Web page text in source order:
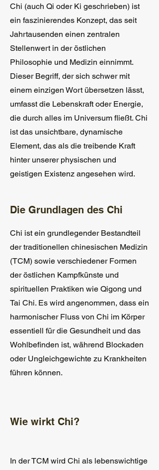
Chi (auch Qi oder Ki geschrieben) ist
ein faszinierendes Konzept, das seit
Jahrtausenden einen zentralen
Stellenwert in der östlichen
Philosophie und Medizin einnimmt.
Dieser Begriff, der sich schwer mit
einem einzigen Wort übersetzen lässt,
umfasst die Lebenskraft oder Energie,
die durch alles im Universum fließt. Chi
ist das unsichtbare, dynamische
Element, das als die treibende Kraft
hinter unserer physischen und
geistigen Existenz angesehen wird.
Die Grundlagen des Chi
Chi ist ein grundlegender Bestandteil
der traditionellen chinesischen Medizin
(TCM) sowie verschiedener Formen
der östlichen Kampfkünste und
spirituellen Praktiken wie Qigong und
Tai Chi. Es wird angenommen, dass ein
harmonischer Fluss von Chi im Körper
essentiell für die Gesundheit und das
Wohlbefinden ist, während Blockaden
oder Ungleichgewichte zu Krankheiten
führen können.
Wie wirkt Chi?
In der TCM wird Chi als lebenswichtige